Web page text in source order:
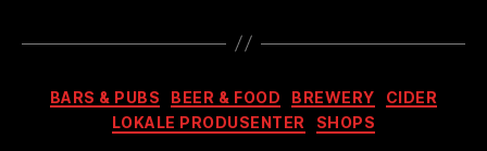
Kategorier
BARS & PUBS BEER & FOOD BREWERY
CIDER
LOKALE PRODUSENTER
SHOPS
A
v